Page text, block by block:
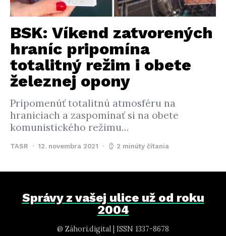
BSK: Víkend zatvorených
hraníc pripomína
totalitný režim i obete
železnej opony
Pripomenúť totalitnú atmosféru na
hraniciach a zaspomínať si na obete
komunistického režimu…
TASR 12. novembra 2021 2 minúty čítania
Správy z vašej ulice už od roku
2004
@ Záhori.digital | ISSN 1337-8678